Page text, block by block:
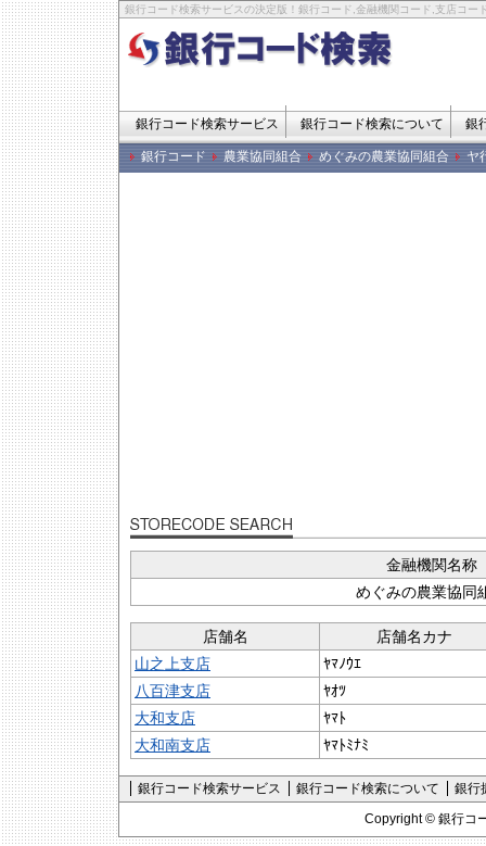
銀行コード検索サービスの決定版！銀行コード,金融機関コード,支店コー
銀行コード検索サービス 銀行コード検索について 銀
銀行コード 農業協同組合 めぐみの農業協同組合 ヤ
金融機関名称
めぐみの農業協同
店舗名
店舗名カナ
山之上支店
ﾔﾏﾉｳｴ
八百津支店
ﾔｵﾂ
大和支店
ﾔﾏﾄ
大和南支店
ﾔﾏﾄﾐﾅﾐ
銀行コード検索サービス 銀行コード検索について
銀行
Copyright © 銀行コ